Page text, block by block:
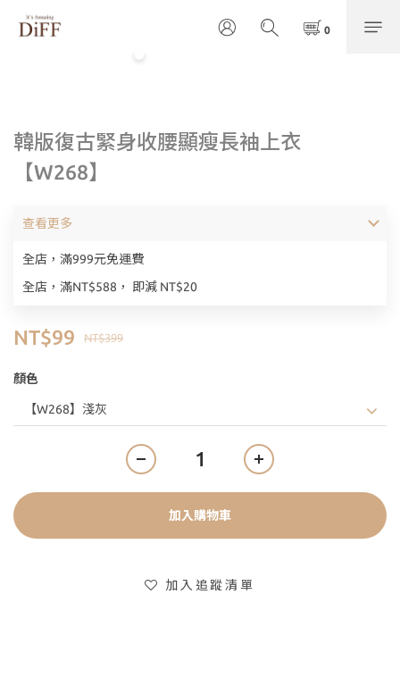
韓版復古緊身收腰顯瘦長袖上衣
【W268】
全店，滿999元免運費
全店，滿NT$588， 即減 NT$20
查看更多
NT$399
NT$99
顏色
加入購物車
加入追蹤清單